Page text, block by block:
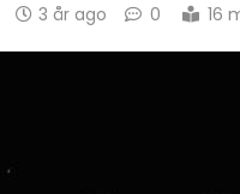
3 år ago 0 16